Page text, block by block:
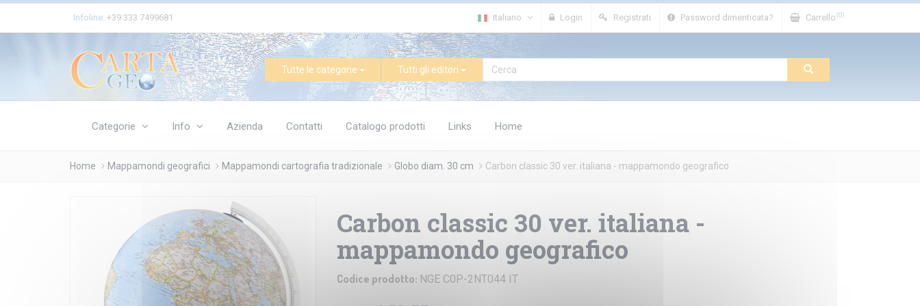
Infoline: +39 333 7499681 Italiano Login Registrati Password dimenticata? Carrello(0)
Tutte le categorie Tutti gli editori
Categorie Info Azienda Contatti Catalogo prodotti Links Home
Home Mappamondi geografici Mappamondi cartografia tradizionale Globo diam. 30 cm Carbon classic 30 ver. italiana - mappamondo geografico
Carbon classic 30 ver. italiana -
mappamondo geografico
Codice prodotto: NGE C0P-2NT044 IT
Cookies management panel